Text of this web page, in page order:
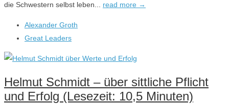
die Schwestern selbst leben... read more →
Alexander Groth
Great Leaders
Helmut Schmidt – über sittliche Pflicht
und Erfolg (Lesezeit: 10,5 Minuten)